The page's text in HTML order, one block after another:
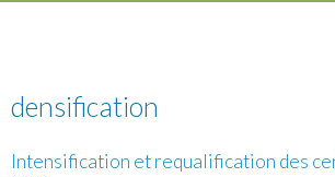
densification
Intensification et requalification des